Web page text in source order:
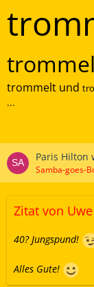
trommelt und
...
Paris Hilton
Samba-goes-
Zitat von
40? Jungspund!
Alles Gute!